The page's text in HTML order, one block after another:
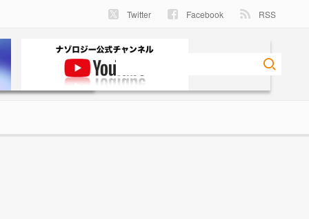
Twitter Facebook RSS